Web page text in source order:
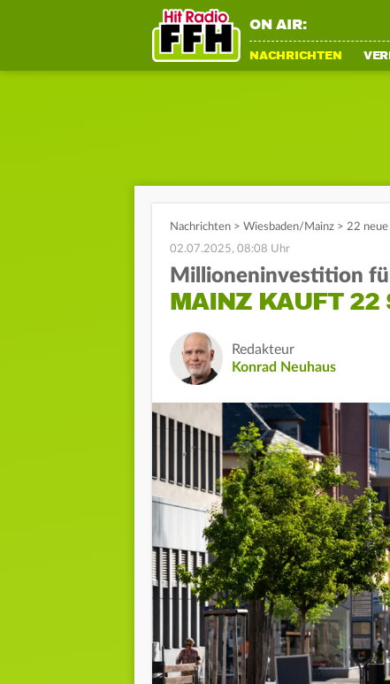
ON AIR:
NACHRICHTEN
Nachrichten > Wiesbaden/Mainz > 22 neue
02.07.2025, 08:08 Uhr
Millioneninvestition
MAINZ KAUFT 22
Redakteur
Konrad Neuhaus